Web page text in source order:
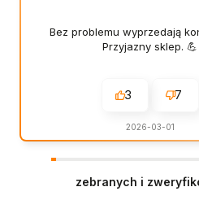
Bez problemu wyprzedają
Przyjazny sklep. 💪
3 7
2026-03-01
zebranych i